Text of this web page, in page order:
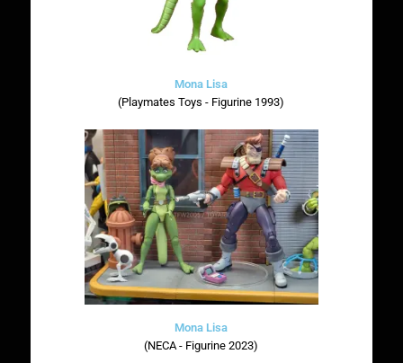
Mona Lisa
(Playmates Toys - Figurine 1993)
Mona Lisa
(NECA - Figurine 2023)